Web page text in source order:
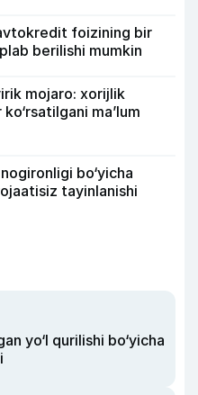
foizining bir
berilishi mumkin
mojaro: xorijlik
ma’lum
bo‘yicha
tayinlanishi
yo‘l qurilishi bo‘yicha